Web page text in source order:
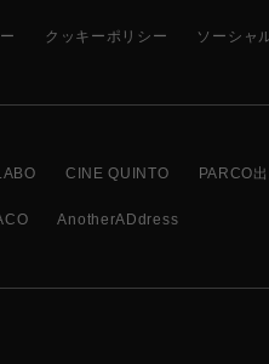
クッキーポリシー ソーシャ
CINE QUINTO PARCO
AnotherADdress